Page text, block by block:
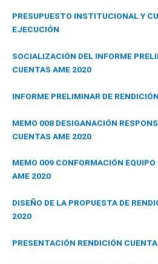
PRESUPUESTO INSTITUCIONAL Y
EJECUCIÓN
SOCIALIZACIÓN DEL INFORME
CUENTAS AME 2020
INFORME PRELIMINAR DE
MEMO 008 DESIGANACIÓN
CUENTAS AME 2020
MEMO 009 CONFORMACIÓN
AME 2020
DISEÑO DE LA PROPUESTA DE
2020
PRESENTACIÓN RENDICIÓN